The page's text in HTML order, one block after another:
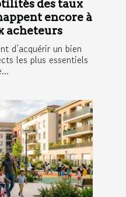
des taux
encore à
acheteurs
d’acquérir un bien
les plus essentiels